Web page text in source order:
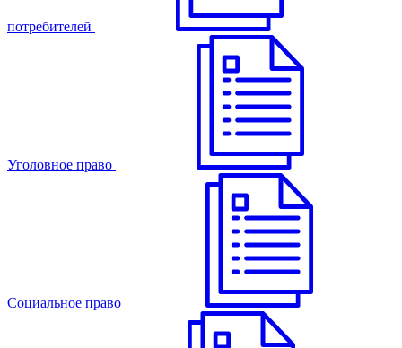
потребителей
Уголовное право
Cоциальное право